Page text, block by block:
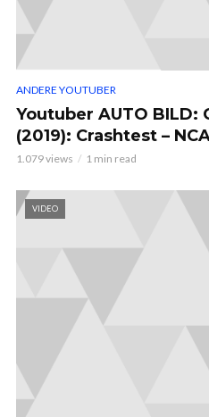
ANDERE YOUTUBER
Youtuber AUTO BILD:
(2019): Crashtest –
1.079 views 1 min read
VIDEO